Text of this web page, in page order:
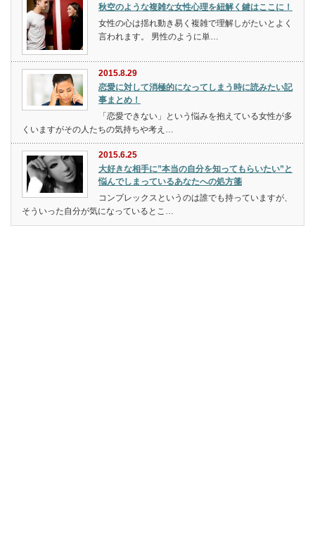
秋空のような複雑な女性心理を紐解く鍵はここに！
女性の心は揺れ動き易く複雑で理解しがたいとよく
言われます。 男性のように単…
2015.8.29
恋愛に対して消極的になってしまう時に読みたい記
事まとめ！
「恋愛できない」という悩みを抱えている女性が多
くいますがその人たちの気持ちや考え…
2015.6.25
大好きな相手に”本当の自分を知ってもらいたい”と
悩んでしまっているあなたへの処方箋
コンプレックスというのは誰でも持っていますが、
そういった自分が気になっているとこ…